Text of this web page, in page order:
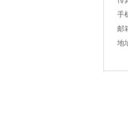
手
邮
地